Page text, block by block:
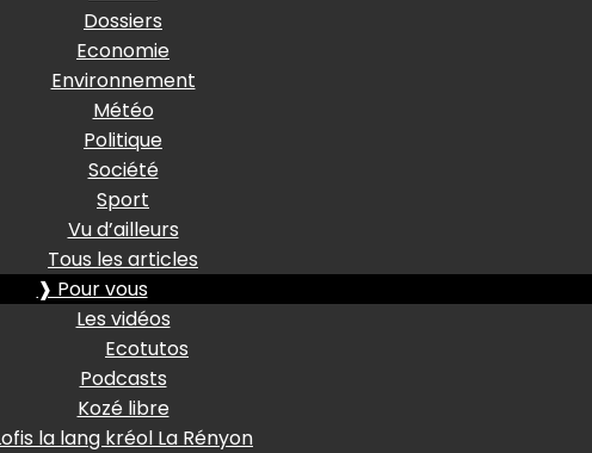
Dossiers
Economie
Environnement
Météo
Politique
Société
Sport
Vu d’ailleurs
Tous les articles
❱ Pour vous
Les vidéos
Ecotutos
Podcasts
Kozé libre
la lang kréol La Rényon